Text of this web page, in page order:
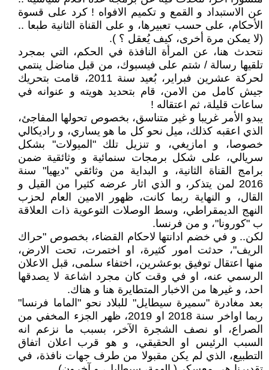
عن الاستبداد و القمع و تكميم الافواه ! كرد على قسوة
الأحكام، على حسب تعبيرها، و على القناة الثانية طبعا ..
(لا يمكن مرة أخرى، كيف يُعقل ؟ ).
نتحدث هنا، عن المرأة النافذة في الحكم، التي بمجرد
تلقيها رسالة / شتم على فيسبوك، من قبل مناضل ينتمي
لحركة عشرين فبراير، بُعيد سنة 2011، قامت بتحريك
جيش كامل من الامن، قام بتحديد هويته و عنوانه في
ساعات قليلة، ثم اعتقاله !
يبدو الأمر غريبا و غير متناسق، بخصوص تحولها المفاجئ،
الذي اعقبه كذلك، ميل نحو كل ما هو يساري، و راديكالي
خصوصا، و امازيغي، و تنزيل تلك "الميولات" بشكل
سريالي، على شكل برمجات سنمائية و وثائقية ضمن
برامج القناة الثانية، و البداية من وثائقي "ديهيا" سنة
2016 لمن يتذكر، و الذي اثار عرضه كثيرا من القيل و
القال، و النهاية ربما كانت، ظهور الامين العام لحزب
النهج الديمقراطي، وسط الوصلات التوعوية ذات العلاقة
ب "كورونا"، و من فرنسا.
لكن.. و في خضم ادانتها لاحكام القضاء، بخصوص "حراك
الريف"، حدثت امور كثيرة، او اختمرت، تحت الارض،
منها اعتقال توفيق بوعشرين، اختفاء سلمى، قبل الاعلان
الرسمي عنه، او في وقت كان مجرد اشاعة لا يصدقها
احد، و غيرها من الاخبار المتطايرة هنا و هناك.
بعد مغادرة "سميرة سيطايل" للبلاد نحو "الماما فرنسا"
ربما اواخر سنة 2018 او 2019، ظهر الجزء المخفي من
الصراع، او نصف الشجرة الآخر، بسبب ما نزعم انه
السبب الرئيس او الحقيقي، و هو قرب اعلان اتفاق
التطبيع، الذي لم يكن مقبولا من طرف جهات نافذة، في